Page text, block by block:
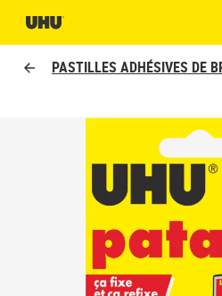
PASTILLES ADHÉSIVES DE